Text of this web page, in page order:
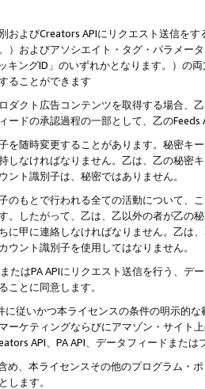
およびCreators APIにリクエスト送信を
）およびアソシエイト・タグ・パラメー
キングID」のいずれかとなります。）の
ることができます
ダクト広告コンテンツを取得する場合、
ードの承認過程の一部として、乙の
を随時変更することがあります。秘密キ
しなければなりません。乙は、乙の秘密
ント識別子は、秘密ではありません。
のもとで行われる全ての活動について、
。したがって、乙は、乙以外の者が乙の
に甲に連絡しなければなりません。乙は
ウント識別子を使用してはなりません。
たはPA APIにリクエスト送信を行う、デ
ことに同意します。
に従いかつ本ライセンスの条件の明示的
ーケティングならびにアマゾン・サイト
API、PA API、データフィードまた
め、本ライセンスその他のプログラム・
します。